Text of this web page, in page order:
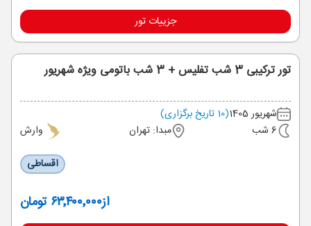
جزییات تور
تور ترکیبی 3 شب تفلیس + 3 شب باتومی ویژه شهریور
شهریور 1405
(10 تاریخ برگزاری)
6 شب
مبدا: تهران
وارش
اقساطی
از۶۳٬۴۰۰٬۰۰۰ تومان